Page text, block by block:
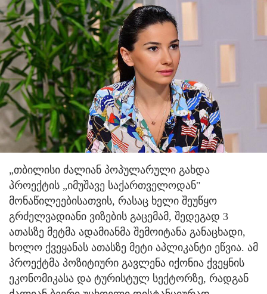
„თბილისი ძალიან პოპულარული გახდა
პროექტის „იმუშავე საქართველოდან"
მონაწილეებისათვის, რასაც ხელი შეუწყო
გრძელვადიანი ვიზების გაცემამ, შედეგად 3
ათასზე მეტმა ადამიანმა შემოიტანა განაცხადი,
ხოლო ქვეყანას ათასზე მეტი აპლიკანტი ეწვია. ამ
პროექტმა პოზიტიური გავლენა იქონია ქვეყნის
ეკონომიკასა და ტურისტულ სექტორზე, რადგან